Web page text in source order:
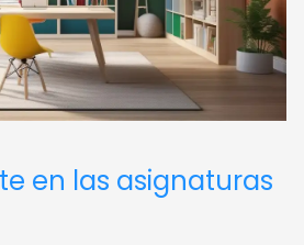
en las asignaturas